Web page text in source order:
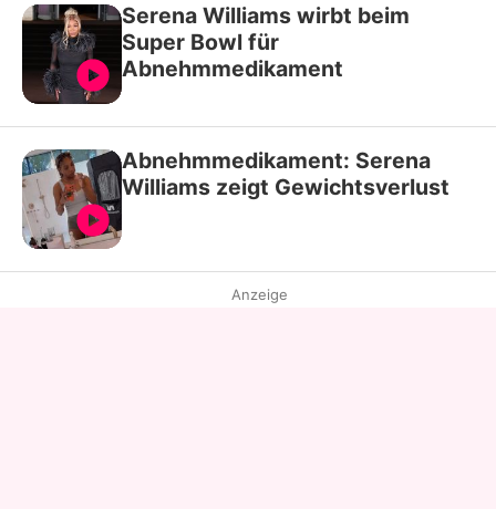
Serena Williams wirbt beim
Super Bowl für
Abnehmmedikament
Abnehmmedikament: Serena
Williams zeigt Gewichtsverlust
Anzeige